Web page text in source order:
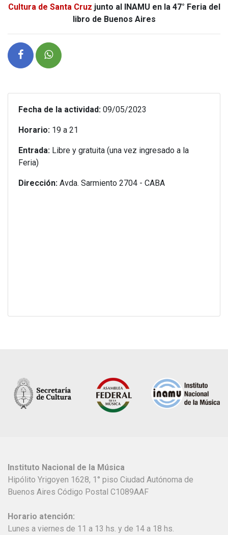
Cultura de Santa Cruz junto al INAMU en la 47° Feria del
libro de Buenos Aires
Fecha de la actividad: 09/05/2023
Horario: 19 a 21
Entrada: Libre y gratuita (una vez ingresado a la
Feria)
Dirección: Avda. Sarmiento 2704 - CABA
Instituto Nacional de la Música
Hipólito Yrigoyen 1628, 1° piso Ciudad Autónoma de
Buenos Aires Código Postal C1089AAF
Horario atención:
Lunes a viernes de 11 a 13 hs. y de 14 a 18 hs.